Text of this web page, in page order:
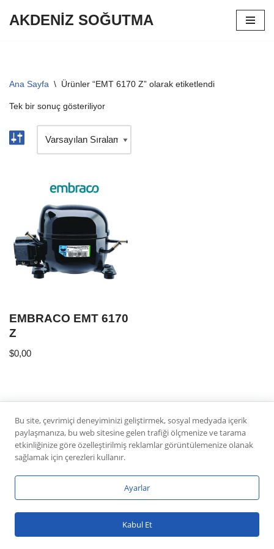
AKDENİZ SOĞUTMA
Ana Sayfa \ Ürünler “EMT 6170 Z” olarak etiketlendi
Tek bir sonuç gösteriliyor
EMBRACO EMT 6170
Z
$0,00
|WordPress
ile güçlendirilmiştir
Bu site, çevrimiçi deneyiminizi geliştirmek, sosyal medyada içerik
paylaşmanıza, bu web sitesine gelen trafiği ölçmenize ve tarama
etkinliğinize göre özelleştirilmiş reklamlar görüntülemenize olanak
sağlamak için çerezleri kullanır.
Ayarlar
Kabul Et